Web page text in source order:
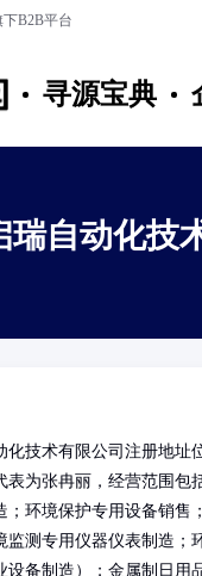
B2B平台
寻源宝典
瑞自动化技
化技术有限公司注册地址
表为张冉丽，经营范围包
；环境保护专用设备销售
监测专用仪器仪表制造；
设备制造）；金属制日